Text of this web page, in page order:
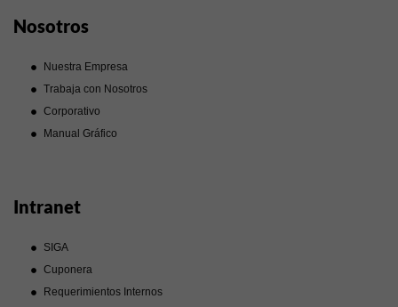
Nosotros
Nuestra Empresa
Trabaja con Nosotros
Corporativo
Manual Gráfico
Intranet
SIGA
Cuponera
Requerimientos Internos